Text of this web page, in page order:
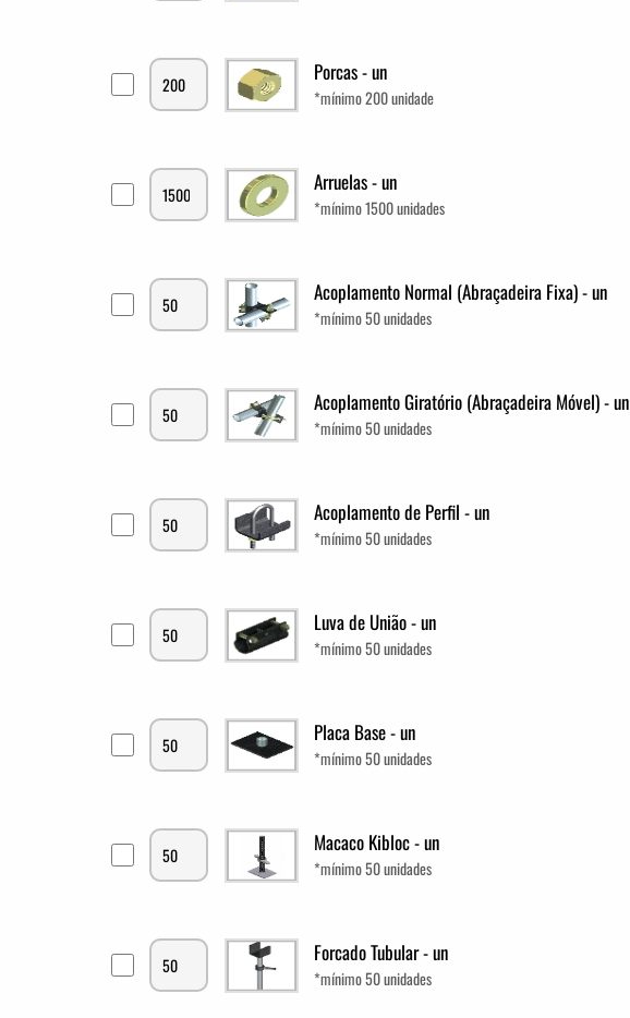
Porcas - un
*mínimo 200 unidade
Arruelas - un
*mínimo 1500 unidades
Acoplamento Normal (Abraçadeira Fixa) - un
*mínimo 50 unidades
Acoplamento Giratório (Abraçadeira Móvel) - un
*mínimo 50 unidades
Acoplamento de Perfil - un
*mínimo 50 unidades
Luva de União - un
*mínimo 50 unidades
Placa Base - un
*mínimo 50 unidades
Macaco Kibloc - un
*mínimo 50 unidades
Forcado Tubular - un
*mínimo 50 unidades